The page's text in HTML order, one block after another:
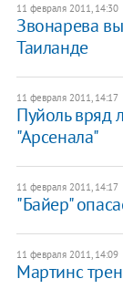
11 февраля 2011, 14:30
Звонарева
Таиланде
11 февраля 2011, 14:17
Пуйоль вряд
"Арсенала"
11 февраля 2011, 14:17
"Байер"
11 февраля 2011, 14:09
Мартинс